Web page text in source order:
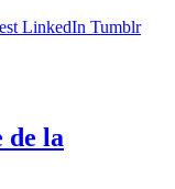
LinkedIn Tumblr
de la